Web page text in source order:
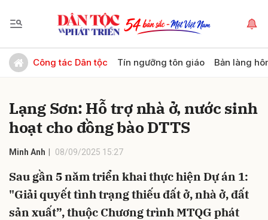
Công tác Dân tộc Tín ngưỡng tôn giáo Bản làng
Lạng Sơn: Hỗ trợ nhà ở, nước sinh
hoạt cho đồng bào DTTS
Minh Anh 08/09/2025 15:27
Sau gần 5 năm triển khai thực hiện Dự án 1:
"Giải quyết tình trạng thiếu đất ở, nhà ở, đất
sản xuất”, thuộc Chương trình MTQG phát
Gửi bình luận
Hủy Gửi